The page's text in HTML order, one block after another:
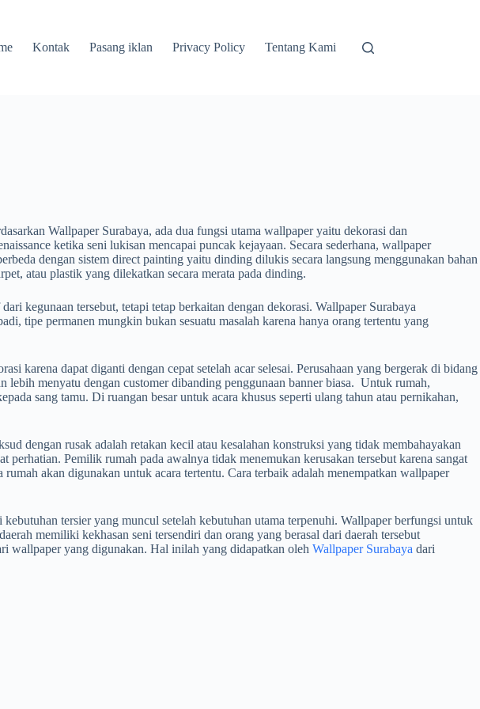
Kontak Pasang iklan Privacy Policy Tentang Kami
Wallpaper Surabaya, ada dua fungsi utama wallpaper yaitu dekorasi dan
ketika seni lukisan mencapai puncak kejayaan. Secara sederhana, wallpaper
dengan sistem direct painting yaitu dinding dilukis secara langsung menggunakan bahan
atau plastik yang dilekatkan secara merata pada dinding.
kegunaan tersebut, tetapi tetap berkaitan dengan dekorasi. Wallpaper Surabaya
tipe permanen mungkin bukan sesuatu masalah karena hanya orang tertentu yang
karena dapat diganti dengan cepat setelah acar selesai. Perusahaan yang bergerak di bidang
lebih menyatu dengan customer dibanding penggunaan banner biasa. Untuk rumah,
sang tamu. Di ruangan besar untuk acara khusus seperti ulang tahun atau pernikahan,
dengan rusak adalah retakan kecil atau kesalahan konstruksi yang tidak membahayakan
Pemilik rumah pada awalnya tidak menemukan kerusakan tersebut karena sangat
akan digunakan untuk acara tertentu. Cara terbaik adalah menempatkan wallpaper
tersier yang muncul setelah kebutuhan utama terpenuhi. Wallpaper berfungsi untuk
memiliki kekhasan seni tersendiri dan orang yang berasal dari daerah tersebut
wallpaper yang digunakan. Hal inilah yang didapatkan oleh Wallpaper Surabaya dari